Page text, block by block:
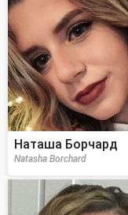
Наташа Борчард
Natasha Borchard